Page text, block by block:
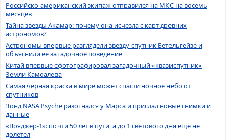
Российско-американский экипаж отправился на МКС на восемь
месяцев
Тайна звезды Акамар: почему она исчезла с карт древних
астрономов?
Астрономы впервые разглядели звезду-спутник Бетельгейзе и
объяснили её загадочное поведение
Китай впервые сфотографировал загадочный «квазиспутник»
Земли Камоалева
Самая чёрная краска в мире может спасти ночное небо от
спутников
Зонд NASA Psyche разогнался у Марса и прислал новые снимки и
данные
«Вояджер-1»: почти 50 лет в пути, а до 1 светового дня ещё не
долетел